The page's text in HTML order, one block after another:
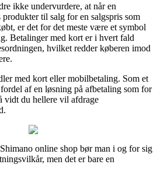
ikke undervurdere, at når en
til salg for en salgspris som
er det for det meste være et symbol
Betalinger med kort er i hvert fald
hvilket redder køberen imod
med kort eller mobilbetaling. Som et
af en løsning på afbetaling som for
vidt du hellere vil afdrage
online shop bør man i og for sig
men det er bare en